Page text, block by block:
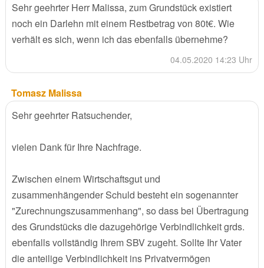
Sehr geehrter Herr Malissa, zum Grundstück existiert
noch ein Darlehn mit einem Restbetrag von 80t€. Wie
verhält es sich, wenn ich das ebenfalls übernehme?
04.05.2020 14:23 Uhr
Tomasz Malissa
Sehr geehrter Ratsuchender,
vielen Dank für Ihre Nachfrage.
Zwischen einem Wirtschaftsgut und
zusammenhängender Schuld besteht ein sogenannter
"Zurechnungszusammenhang", so dass bei Übertragung
des Grundstücks die dazugehörige Verbindlichkeit grds.
ebenfalls vollständig Ihrem SBV zugeht. Sollte Ihr Vater
die anteilige Verbindlichkeit ins Privatvermögen